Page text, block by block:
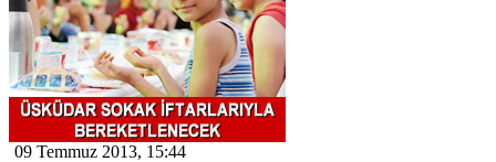
09 Temmuz 2013, 15:44